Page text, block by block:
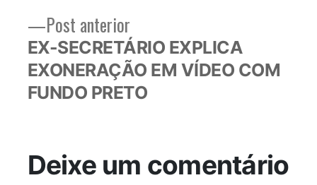
Post anteriorPost
anterior:
EX-SECRETÁRIO EXPLICA
EXONERAÇÃO EM VÍDEO COM
FUNDO PRETO
Deixe um comentário